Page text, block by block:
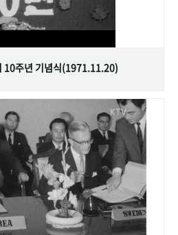
10주년 기념식(1971.11.20)